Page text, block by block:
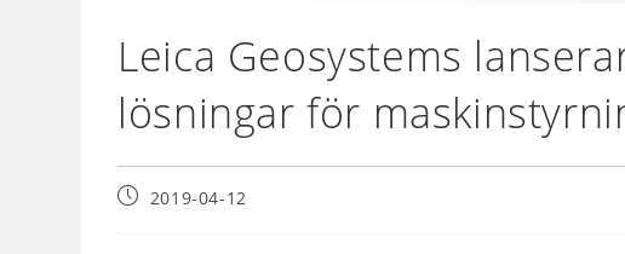
Leica Geosystems
lösningar för
2019-04-12